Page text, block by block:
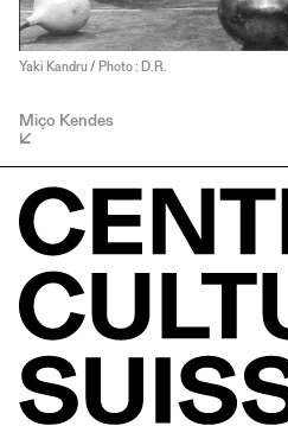
Yaki Kandru / Photo : D.R.
Miço Kendes